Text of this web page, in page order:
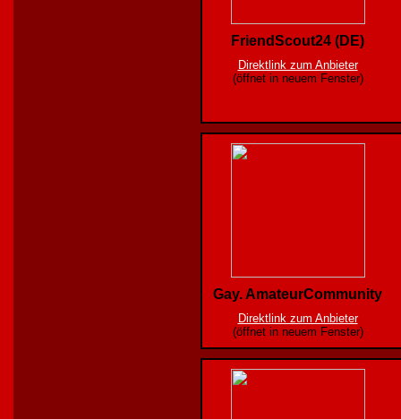
FriendScout24 (DE)
Direktlink zum Anbieter
(öffnet in neuem Fenster)
Gay. AmateurCommunity
Direktlink zum Anbieter
(öffnet in neuem Fenster)